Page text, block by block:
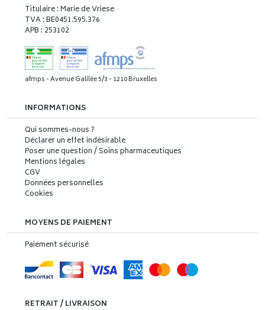
Titulaire : Marie de Vriese
TVA : BE0451.595.376
APB : 253102
afmps - Avenue Galilée 5/3 - 1210 Bruxelles
INFORMATIONS
Qui sommes-nous ?
Déclarer un effet indésirable
Poser une question / Soins pharmaceutiques
Mentions légales
CGV
Données personnelles
Cookies
MOYENS DE PAIEMENT
Paiement sécurisé
RETRAIT / LIVRAISON